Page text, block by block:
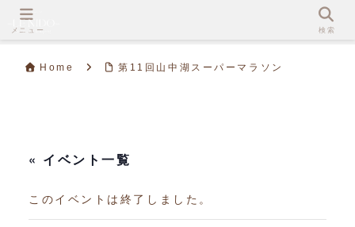
Home 第11回山中湖スーパーマラソン
« イベント一覧
このイベントは終了しました。
メニュー 検索